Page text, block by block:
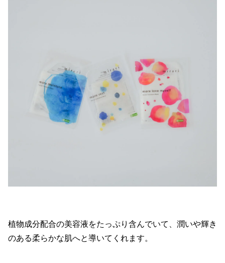
植物成分配合の美容液をたっぷり含んでいて、潤いや輝き
のある柔らかな肌へと導いてくれます。